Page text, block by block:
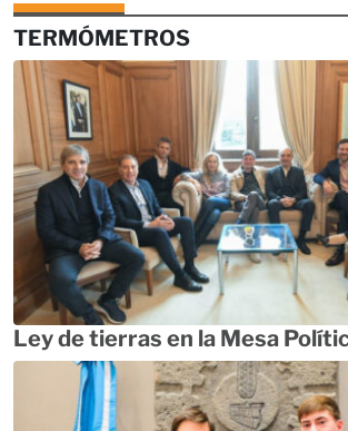
TERMÓMETROS
Ley de tierras en la Mesa